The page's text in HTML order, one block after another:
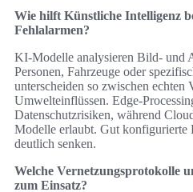
Wie hilft Künstliche Intelligenz
Fehlalarmen?
KI-Modelle analysieren Bild- und
Personen, Fahrzeuge oder
unterscheiden so zwischen echten
Umwelteinflüssen. Edge-
Datenschutzrisiken, während
Modelle erlaubt. Gut konfigurierte
deutlich senken.
Welche Vernetzungsprotokolle
zum Einsatz?